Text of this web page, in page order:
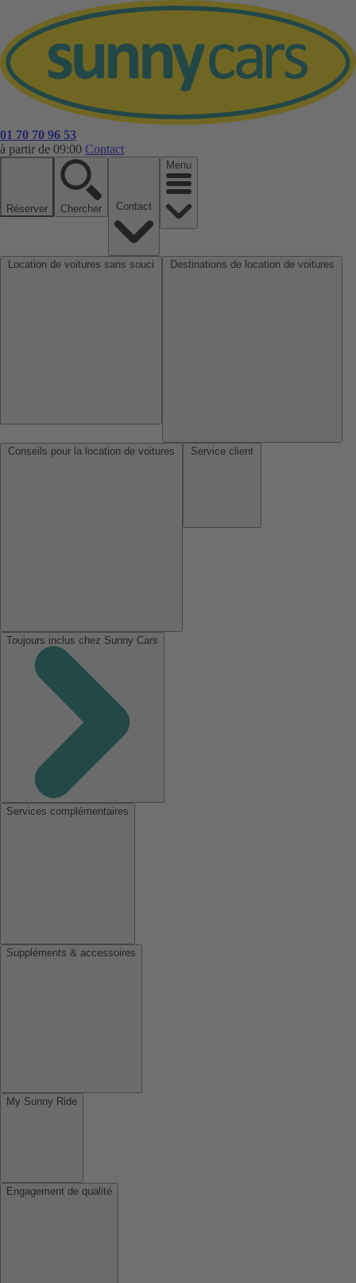
01 70 70 96 53
à partir de 09:00 Contact
Réserver Chercher
Menu
Toujours inclus chez Sunny Cars
Services complémentaires
Suppléments & accessoires
My Sunny Ride
Engagement de qualité